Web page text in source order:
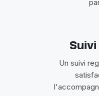
Un suivi